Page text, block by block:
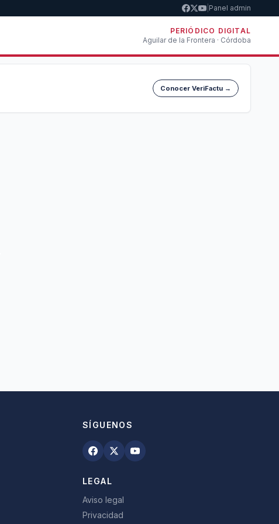
Panel admin
PERIÓDICO DIGITAL
Aguilar de la Frontera · Córdoba
Conocer VeriFactu →
SÍGUENOS
LEGAL
Aviso legal
Privacidad